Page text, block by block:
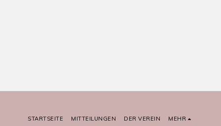
STARTSEITE MITTEILUNGEN DER VEREIN MEHR